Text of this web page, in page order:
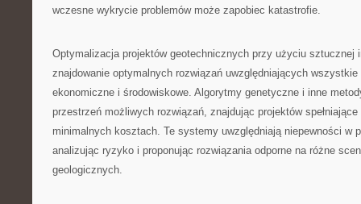
wczesne wykrycie problemów może zapobiec katastrofie.
Optymalizacja projektów geotechnicznych przy użyciu sztucznej
znajdowanie optymalnych rozwiązań uwzględniających
ekonomiczne i środowiskowe. Algorytmy genetyczne i inne
przestrzeń możliwych rozwiązań, znajdując projektów
minimalnych kosztach. Te systemy uwzględniają niepewności w
analizując ryzyko i proponując rozwiązania odporne na różne
geologicznych.